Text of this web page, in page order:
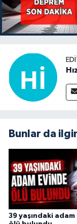
Bunlar da
39 yaşındaki